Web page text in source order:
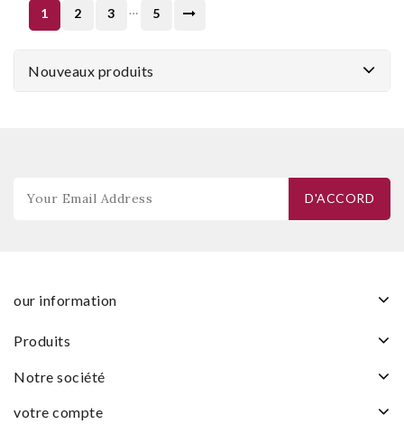
1 2 3 … 5
Nouveaux produits
our information
produits
notre société
votre compte